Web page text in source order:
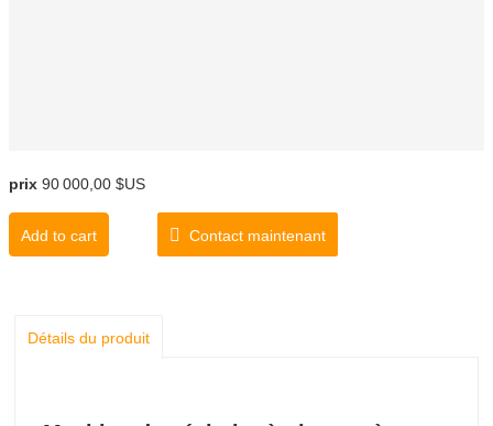
prix 90 000,00 $US
Add to cart Contact maintenant
Détails du produit